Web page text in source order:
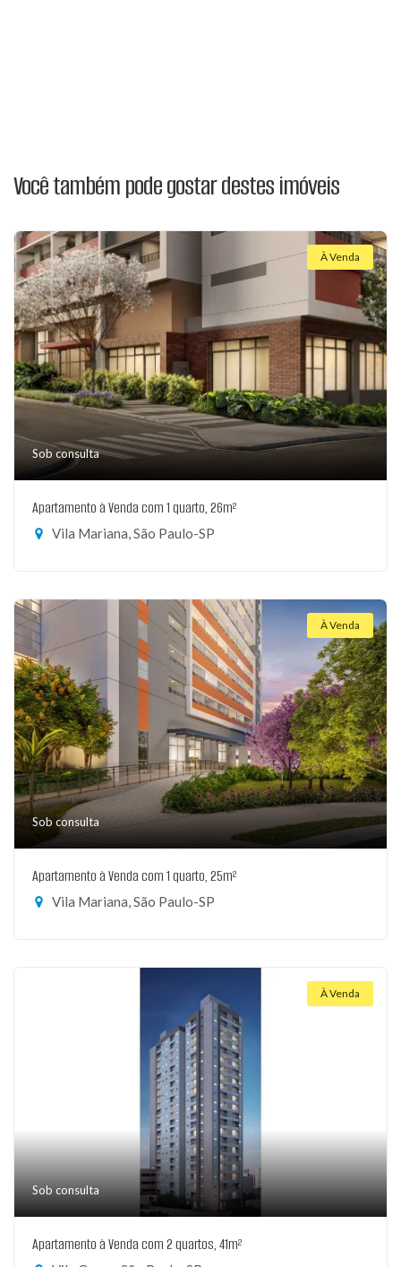
Você também pode gostar destes imóveis
À Venda
Sob consulta
Apartamento à Venda com 1 quarto, 26m²
Vila Mariana, São Paulo-SP
À Venda
Sob consulta
Apartamento à Venda com 1 quarto, 25m²
Vila Mariana, São Paulo-SP
À Venda
Sob consulta
Apartamento à Venda com 2 quartos, 41m²